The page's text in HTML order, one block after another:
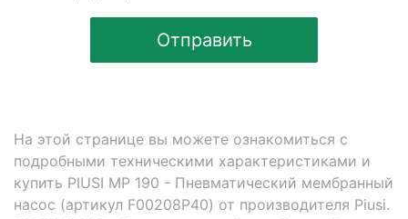
Отправить
На этой странице вы можете ознакомиться с
подробными техническими характеристиками и
купить PIUSI MP 190 - Пневматический мембранный
насос (артикул F00208P40) от производителя Piusi.